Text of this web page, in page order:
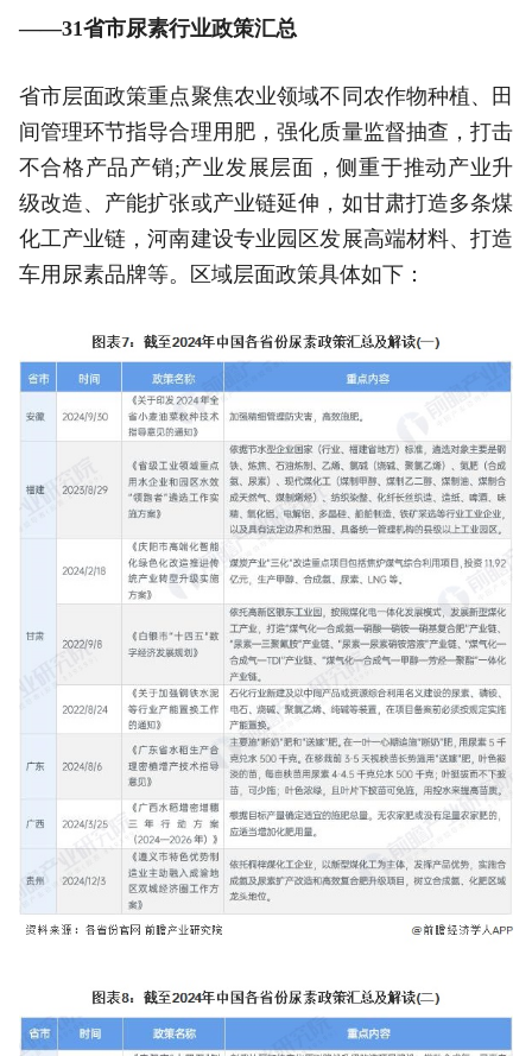
——31省市尿素行业政策汇总
省市层面政策重点聚焦农业领域不同农作物种植、田
间管理环节指导合理用肥，强化质量监督抽查，打击
不合格产品产销;产业发展层面，侧重于推动产业升
级改造、产能扩张或产业链延伸，如甘肃打造多条煤
化工产业链，河南建设专业园区发展高端材料、打造
车用尿素品牌等。区域层面政策具体如下：